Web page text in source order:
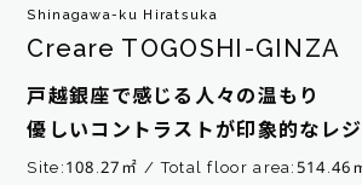
Shinagawa-ku Hiratsuka
Creare TOGOSHI-GINZA
戸越銀座で感じる人々の温もり
優しいコントラストが印象的なレ
Site:108.27㎡
Total floor area:514.46